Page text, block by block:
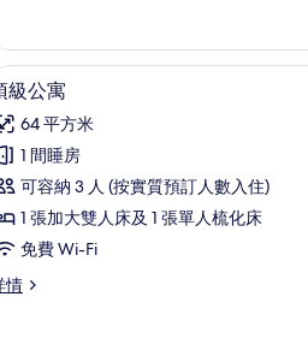
、隔音、熨斗/熨衫板
級
頂級公寓 |
10
級公寓
64 平方米
1 間睡房
可容納 3 人 (按實質預訂人數入住)
1 張加大雙人床及 1 張單人梳化床
免費 Wi-Fi
情